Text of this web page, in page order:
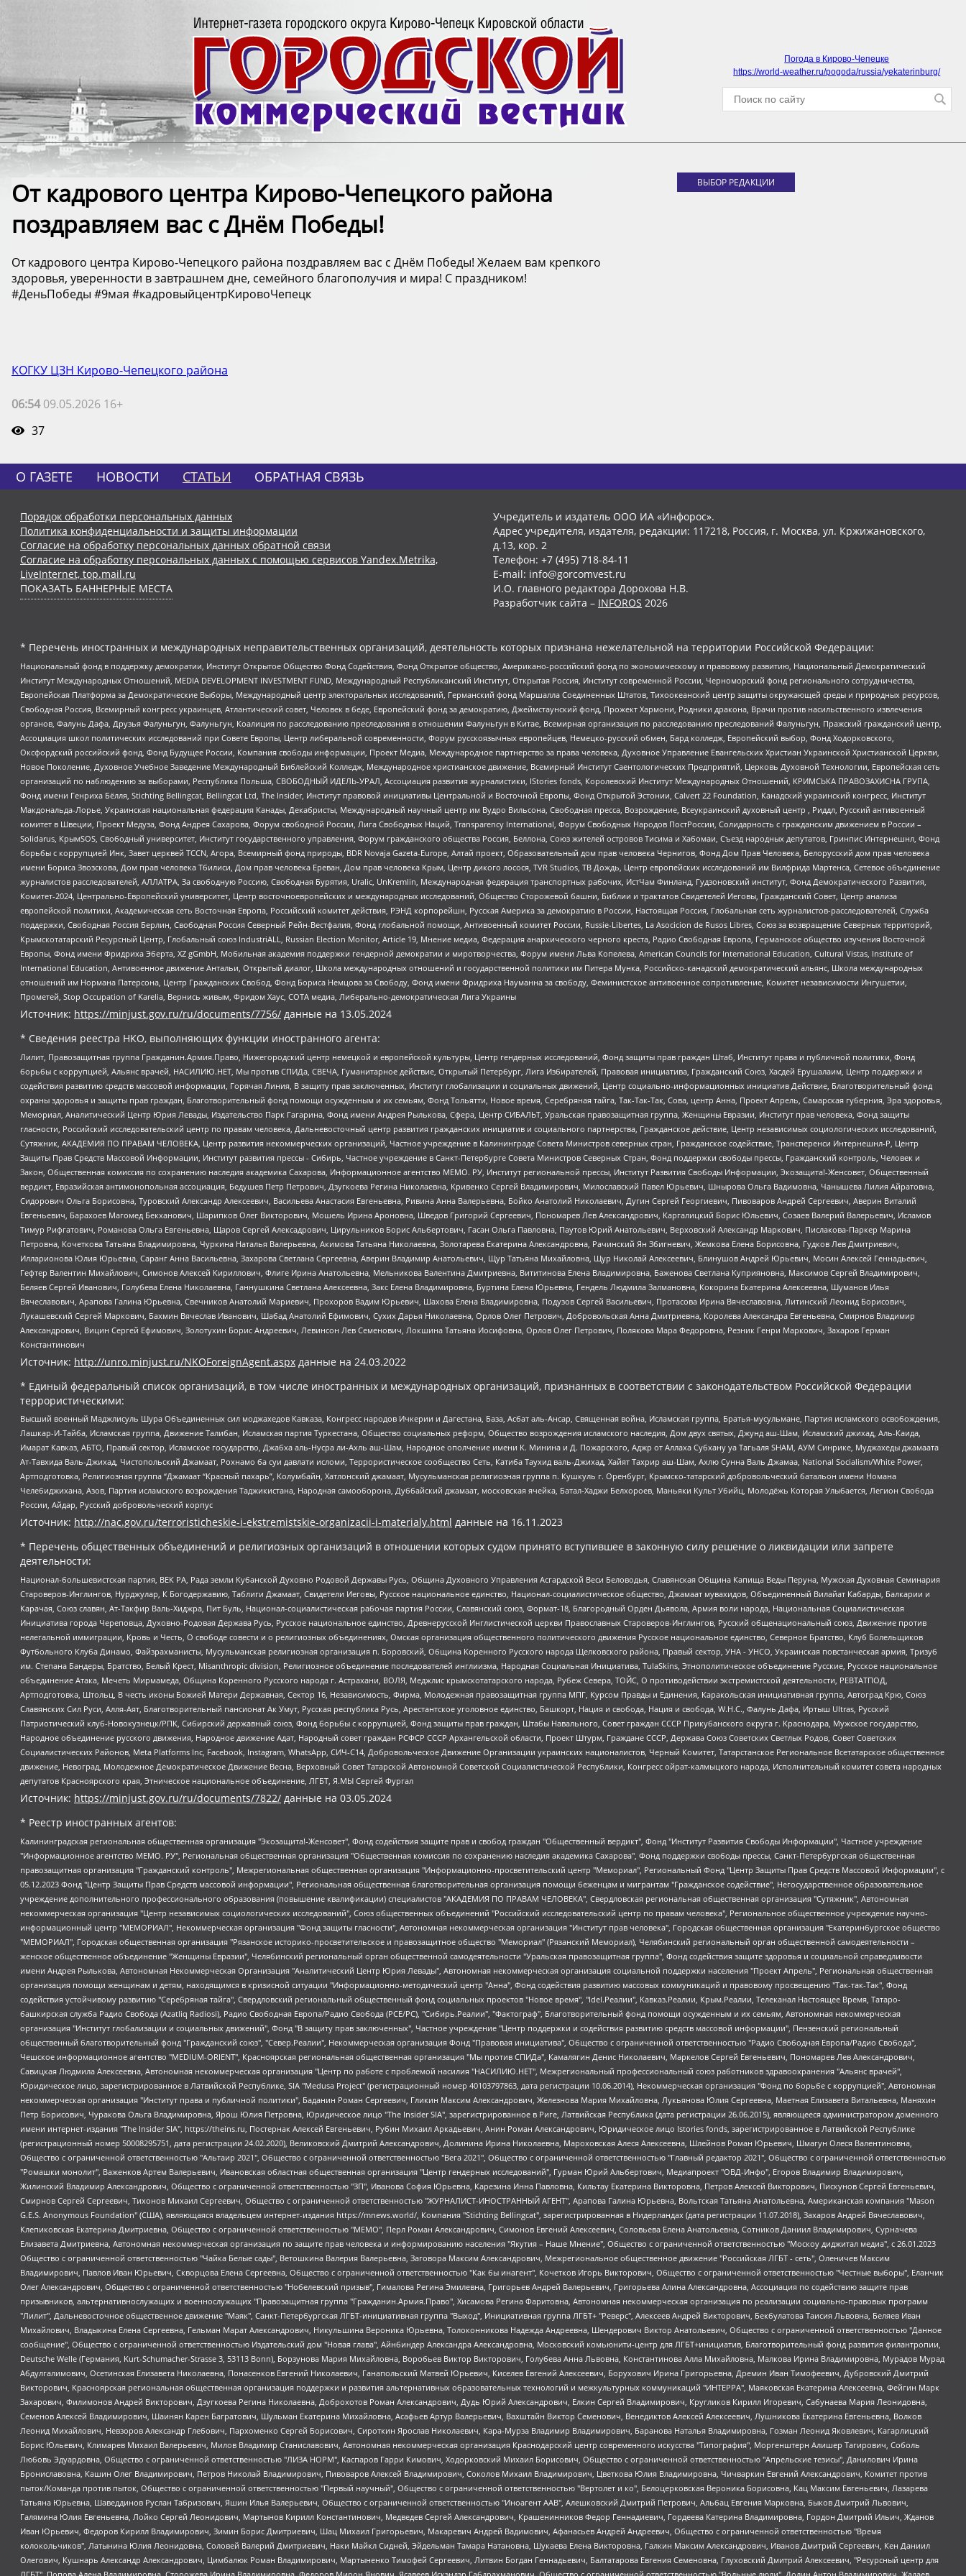
Погода в Кирово-Чепецке
https://world-weather.ru/pogoda/russia/yekaterinburg/
От кадрового центра Кирово-Чепецкого района
поздравляем вас с Днём Победы!
От кадрового центра Кирово-Чепецкого района поздравляем вас с Днём Победы! Желаем вам крепкого
здоровья, уверенности в завтрашнем дне, семейного благополучия и мира! С праздником! ️
#ДеньПобеды #9мая #кадровыйцентрКировоЧепецк
КОГКУ ЦЗН Кирово-Чепецкого района
06:5409.05.2026 16+
37
ВЫБОР РЕДАКЦИИ
О ГАЗЕТЕ НОВОСТИ СТАТЬИ ОБРАТНАЯ СВЯЗЬ
Порядок обработки персональных данных
Политика конфиденциальности и защиты информации
Согласие на обработку персональных данных обратной связи
Согласие на обработку персональных данных с помощью сервисов Yandex.Metrika,
LiveInternet, top.mail.ru
ПОКАЗАТЬ БАННЕРНЫЕ МЕСТА
Учредитель и издатель ООО ИА «Инфорос».
Адрес учредителя, издателя, редакции: 117218, Россия, г. Москва, ул. Кржижановского,
д.13, кор. 2
Телефон: +7 (495) 718-84-11
E-mail: info@gorcomvest.ru
И.О. главного редактора Дорохова Н.В.
Разработчик сайта – INFOROS 2026
* Перечень иностранных и международных неправительственных организаций, деятельность которых признана нежелательной на территории Российской Федерации:
Национальный фонд в поддержку демократии, Институт Открытое Общество Фонд Содействия, Фонд Открытое общество, Американо-российский фонд по экономическому и правовому развитию, Национальный Демократический
Институт Международных Отношений, MEDIA DEVELOPMENT INVESTMENT FUND, Международный Республиканский Институт, Открытая Россия, Институт современной России, Черноморский фонд регионального сотрудничества,
Европейская Платформа за Демократические Выборы, Международный центр электоральных исследований, Германский фонд Маршалла Соединенных Штатов, Тихоокеанский центр защиты окружающей среды и природных ресурсов,
Свободная Россия, Всемирный конгресс украинцев, Атлантический совет, Человек в беде, Европейский фонд за демократию, Джеймстаунский фонд, Прожект Хармони, Родники дракона, Врачи против насильственного извлечения
органов, Фалунь Дафа, Друзья Фалуньгун, Фалуньгун, Коалиция по расследованию преследования в отношении Фалуньгун в Китае, Всемирная организация по расследованию преследований Фалуньгун, Пражский гражданский центр,
Ассоциация школ политических исследований при Совете Европы, Центр либеральной современности, Форум русскоязычных европейцев, Немецко-русский обмен, Бард колледж, Европейский выбор, Фонд Ходорковского,
Оксфордский российский фонд, Фонд Будущее России, Компания свободы информации, Проект Медиа, Международное партнерство за права человека, Духовное Управление Евангельских Христиан Украинской Христианской Церкви,
Новое Поколение, Духовное Учебное Заведение Международный Библейский Колледж, Международное христианское движение, Всемирный Институт Саентологических Предприятий, Церковь Духовной Технологии, Европейская сеть
организаций по наблюдению за выборами, Республика Польша, СВОБОДНЫЙ ИДЕЛЬ-УРАЛ, Ассоциация развития журналистики, IStories fonds, Королевский Институт Международных Отношений, КРИМСЬКА ПРАВОЗАХИСНА ГРУПА,
Фонд имени Генриха Бёлля, Stichting Bellingcat, Bellingcat Ltd, The Insider, Институт правовой инициативы Центральной и Восточной Европы, Фонд Открытой Эстонии, Calvert 22 Foundation, Канадский украинский конгресс, Институт
Макдональда-Лорье, Украинская национальная федерация Канады, Декабристы, Международный научный центр им Вудро Вильсона, Свободная пресса, Возрождение, Всеукраинский духовный центр , Риддл, Русский антивоенный
комитет в Швеции, Проект Медуза, Фонд Андрея Сахарова, Форум свободной России, Лига Свободных Наций, Transparеncy International, Форум Свободных Народов ПостРоссии, Солидарность с гражданским движением в России –
Solidarus, КрымSOS, Свободный университет, Институт государственного управления, Форум гражданского общества Россия, Беллона, Союз жителей островов Тисима и Хабомаи, Съезд народных депутатов, Гринпис Интернешнл, Фонд
борьбы с коррупцией Инк, Завет церквей TCCN, Агора, Всемирный фонд природы, BDR Novaja Gazeta-Europe, Алтай проект, Образовательный дом прав человека Чернигов, Фонд Дом Прав Человека, Белорусский дом прав человека
имени Бориса Звозскова, Дом прав человека Тбилиси, Дом прав человека Ереван, Дом прав человека Крым, Центр дикого лосося, TVR Studios, ТВ Дождь, Центр европейских исследований им Вилфрида Мартенса, Сетевое объединение
журналистов расследователей, АЛЛАТРА, За свободную Россию, Свободная Бурятия, Uralic, UnKremlin, Международная федерация транспортных рабочих, ИстЧам Финланд, Гудзоновский институт, Фонд Демократического Развития,
Комитет-2024, Центрально-Европейский университет, Центр восточноевропейских и международных исследований, Общество Сторожевой башни, Библии и трактатов Свидетелей Иеговы, Гражданский Совет, Центр анализа
европейской политики, Академическая сеть Восточная Европа, Российский комитет действия, РЭНД корпорейшн, Русская Америка за демократию в России, Настоящая Россия, Глобальная сеть журналистов-расследователей, Служба
поддержки, Свободная Россия Берлин, Свободная Россия Северный Рейн-Вестфалия, Фонд глобальной помощи, Антивоенный комитет России, Russie-Libertes, La Asocicion de Rusos Libres, Союз за возвращение Северных территорий,
Крымскотатарский Ресурсный Центр, Глобальный союз IndustriALL, Russian Election Monitor, Article 19, Мнение медиа, Федерация анархического черного креста, Радио Свободная Европа, Германское общество изучения Восточной
Европы, Фонд имени Фридриха Эберта, XZ gGmbH, Мобильная академия поддержки гендерной демократии и миротворчества, Форум имени Льва Копелева, American Councils for International Education, Cultural Vistas, Institute of
International Education, Антивоенное движение Антальи, Открытый диалог, Школа международных отношений и государственной политики им Питера Мунка, Российско-канадский демократический альянс, Школа международных
отношений им Нормана Патерсона, Центр Гражданских Свобод, Фонд Бориса Немцова за Свободу, Фонд имени Фридриха Науманна за свободу, Феминистское антивоенное сопротивление, Комитет независимости Ингушетии,
Прометей, Stop Occupation of Karelia, Вернись живым, Фридом Хаус, СОТА медиа, Либерально-демократическая Лига Украины
Источник: https://minjust.gov.ru/ru/documents/7756/ данные на 13.05.2024
* Сведения реестра НКО, выполняющих функции иностранного агента:
Лилит, Правозащитная группа Гражданин.Армия.Право, Нижегородский центр немецкой и европейской культуры, Центр гендерных исследований, Фонд защиты прав граждан Штаб, Институт права и публичной политики, Фонд
борьбы с коррупцией, Альянс врачей, НАСИЛИЮ.НЕТ, Мы против СПИДа, СВЕЧА, Гуманитарное действие, Открытый Петербург, Лига Избирателей, Правовая инициатива, Гражданский Союз, Хасдей Ерушалаим, Центр поддержки и
содействия развитию средств массовой информации, Горячая Линия, В защиту прав заключенных, Институт глобализации и социальных движений, Центр социально-информационных инициатив Действие, Благотворительный фонд
охраны здоровья и защиты прав граждан, Благотворительный фонд помощи осужденным и их семьям, Фонд Тольятти, Новое время, Серебряная тайга, Так-Так-Так, Сова, центр Анна, Проект Апрель, Самарская губерния, Эра здоровья,
Мемориал, Аналитический Центр Юрия Левады, Издательство Парк Гагарина, Фонд имени Андрея Рылькова, Сфера, Центр СИБАЛЬТ, Уральская правозащитная группа, Женщины Евразии, Институт прав человека, Фонд защиты
гласности, Российский исследовательский центр по правам человека, Дальневосточный центр развития гражданских инициатив и социального партнерства, Гражданское действие, Центр независимых социологических исследований,
Сутяжник, АКАДЕМИЯ ПО ПРАВАМ ЧЕЛОВЕКА, Центр развития некоммерческих организаций, Частное учреждение в Калининграде Совета Министров северных стран, Гражданское содействие, Трансперенси Интернешнл-Р, Центр
Защиты Прав Средств Массовой Информации, Институт развития прессы - Сибирь, Частное учреждение в Санкт-Петербурге Совета Министров Северных Стран, Фонд поддержки свободы прессы, Гражданский контроль, Человек и
Закон, Общественная комиссия по сохранению наследия академика Сахарова, Информационное агентство МЕМО. РУ, Институт региональной прессы, Институт Развития Свободы Информации, Экозащита!-Женсовет, Общественный
вердикт, Евразийская антимонопольная ассоциация, Бедушев Петр Петрович, Дзугкоева Регина Николаевна, Кривенко Сергей Владимирович, Милославский Павел Юрьевич, Шнырова Ольга Вадимовна, Чанышева Лилия Айратовна,
Сидорович Ольга Борисовна, Туровский Александр Алексеевич, Васильева Анастасия Евгеньевна, Ривина Анна Валерьевна, Бойко Анатолий Николаевич, Дугин Сергей Георгиевич, Пивоваров Андрей Сергеевич, Аверин Виталий
Евгеньевич, Барахоев Магомед Бекханович, Шарипков Олег Викторович, Мошель Ирина Ароновна, Шведов Григорий Сергеевич, Пономарев Лев Александрович, Каргалицкий Борис Юльевич, Созаев Валерий Валерьевич, Исламов
Тимур Рифгатович, Романова Ольга Евгеньевна, Щаров Сергей Алексадрович, Цирульников Борис Альбертович, Гасан Ольга Павловна, Паутов Юрий Анатольевич, Верховский Александр Маркович, Пислакова-Паркер Марина
Петровна, Кочеткова Татьяна Владимировна, Чуркина Наталья Валерьевна, Акимова Татьяна Николаевна, Золотарева Екатерина Александровна, Рачинский Ян Збигневич, Жемкова Елена Борисовна, Гудков Лев Дмитриевич,
Илларионова Юлия Юрьевна, Саранг Анна Васильевна, Захарова Светлана Сергеевна, Аверин Владимир Анатольевич, Щур Татьяна Михайловна, Щур Николай Алексеевич, Блинушов Андрей Юрьевич, Мосин Алексей Геннадьевич,
Гефтер Валентин Михайлович, Симонов Алексей Кириллович, Флиге Ирина Анатольевна, Мельникова Валентина Дмитриевна, Вититинова Елена Владимировна, Баженова Светлана Куприяновна, Максимов Сергей Владимирович,
Беляев Сергей Иванович, Голубева Елена Николаевна, Ганнушкина Светлана Алексеевна, Закс Елена Владимировна, Буртина Елена Юрьевна, Гендель Людмила Залмановна, Кокорина Екатерина Алексеевна, Шуманов Илья
Вячеславович, Арапова Галина Юрьевна, Свечников Анатолий Мариевич, Прохоров Вадим Юрьевич, Шахова Елена Владимировна, Подузов Сергей Васильевич, Протасова Ирина Вячеславовна, Литинский Леонид Борисович,
Лукашевский Сергей Маркович, Бахмин Вячеслав Иванович, Шабад Анатолий Ефимович, Сухих Дарья Николаевна, Орлов Олег Петрович, Добровольская Анна Дмитриевна, Королева Александра Евгеньевна, Смирнов Владимир
Александрович, Вицин Сергей Ефимович, Золотухин Борис Андреевич, Левинсон Лев Семенович, Локшина Татьяна Иосифовна, Орлов Олег Петрович, Полякова Мара Федоровна, Резник Генри Маркович, Захаров Герман
Константинович
Источник: http://unro.minjust.ru/NKOForeignAgent.aspx данные на 24.03.2022
* Единый федеральный список организаций, в том числе иностранных и международных организаций, признанных в соответствии с законодательством Российской Федерации
террористическими:
Высший военный Маджлисуль Шура Объединенных сил моджахедов Кавказа, Конгресс народов Ичкерии и Дагестана, База, Асбат аль-Ансар, Священная война, Исламская группа, Братья-мусульмане, Партия исламского освобождения,
Лашкар-И-Тайба, Исламская группа, Движение Талибан, Исламская партия Туркестана, Общество социальных реформ, Общество возрождения исламского наследия, Дом двух святых, Джунд аш-Шам, Исламский джихад, Аль-Каида,
Имарат Кавказ, АБТО, Правый сектор, Исламское государство, Джабха аль-Нусра ли-Ахль аш-Шам, Народное ополчение имени К. Минина и Д. Пожарского, Аджр от Аллаха Субхану уа Тагьаля SHAM, АУМ Синрике, Муджахеды джамаата
Ат-Тавхида Валь-Джихад, Чистопольский Джамаат, Рохнамо ба суи давлати исломи, Террористическое сообщество Сеть, Катиба Таухид валь-Джихад, Хайят Тахрир аш-Шам, Ахлю Сунна Валь Джамаа, National Socialism/White Power,
Артподготовка, Религиозная группа “Джамаат “Красный пахарь”, Колумбайн, Хатлонский джамаат, Мусульманская религиозная группа п. Кушкуль г. Оренбург, Крымско-татарский добровольческий батальон имени Номана
Челебиджихана, Азов, Партия исламского возрождения Таджикистана, Народная самооборона, Дуббайский джамаат, московская ячейка, Батал-Хаджи Белхороев, Маньяки Культ Убийц, Молодёжь Которая Улыбается, Легион Свобода
России, Айдар, Русский добровольческий корпус
Источник: http://nac.gov.ru/terroristicheskie-i-ekstremistskie-organizacii-i-materialy.html данные на 16.11.2023
* Перечень общественных объединений и религиозных организаций в отношении которых судом принято вступившее в законную силу решение о ликвидации или запрете
деятельности:
Национал-большевистская партия, ВЕК РА, Рада земли Кубанской Духовно Родовой Державы Русь, Община Духовного Управления Асгардской Веси Беловодья, Славянская Община Капища Веды Перуна, Мужская Духовная Семинария
Староверов-Инглингов, Нурджулар, К Богодержавию, Таблиги Джамаат, Свидетели Иеговы, Русское национальное единство, Национал-социалистическое общество, Джамаат мувахидов, Объединенный Вилайат Кабарды, Балкарии и
Карачая, Союз славян, Ат-Такфир Валь-Хиджра, Пит Буль, Национал-социалистическая рабочая партия России, Славянский союз, Формат-18, Благородный Орден Дьявола, Армия воли народа, Национальная Социалистическая
Инициатива города Череповца, Духовно-Родовая Держава Русь, Русское национальное единство, Древнерусской Инглистической церкви Православных Староверов-Инглингов, Русский общенациональный союз, Движение против
нелегальной иммиграции, Кровь и Честь, О свободе совести и о религиозных объединениях, Омская организация общественного политического движения Русское национальное единство, Северное Братство, Клуб Болельщиков
Футбольного Клуба Динамо, Файзрахманисты, Мусульманская религиозная организация п. Боровский, Община Коренного Русского народа Щелковского района, Правый сектор, УНА - УНСО, Украинская повстанческая армия, Тризуб
им. Степана Бандеры, Братство, Белый Крест, Misanthropic division, Религиозное объединение последователей инглиизма, Народная Социальная Инициатива, TulaSkins, Этнополитическое объединение Русские, Русское национальное
объединение Атака, Мечеть Мирмамеда, Община Коренного Русского народа г. Астрахани, ВОЛЯ, Меджлис крымскотатарского народа, Рубеж Севера, ТОЙС, О противодействии экстремистской деятельности, РЕВТАТПОД,
Артподготовка, Штольц, В честь иконы Божией Матери Державная, Сектор 16, Независимость, Фирма, Молодежная правозащитная группа МПГ, Курсом Правды и Единения, Каракольская инициативная группа, Автоград Крю, Союз
Славянских Сил Руси, Алля-Аят, Благотворительный пансионат Ак Умут, Русская республика Русь, Арестантское уголовное единство, Башкорт, Нация и свобода, Нация и свобода, W.H.С., Фалунь Дафа, Иртыш Ultras, Русский
Патриотический клуб-Новокузнецк/РПК, Сибирский державный союз, Фонд борьбы с коррупцией, Фонд защиты прав граждан, Штабы Навального, Совет граждан СССР Прикубанского округа г. Краснодара, Мужское государство,
Народное объединение русского движения, Народное движение Адат, Народный совет граждан РСФСР СССР Архангельской области, Проект Штурм, Граждане СССР, Держава Союз Советских Светлых Родов, Совет Советских
Социалистических Районов, Meta Platforms Inc, Facebook, Instagram, WhatsApp, СИЧ-С14, Добровольческое Движение Организации украинских националистов, Черный Комитет, Татарстанское Региональное Всетатарское общественное
движение, Невоград, Молодежное Демократическое Движение Весна, Верховный Совет Татарской Автономной Советской Социалистической Республики, Конгресс ойрат-калмыцкого народа, Исполнительный комитет совета народных
депутатов Красноярского края, Этническое национальное объединение, ЛГБТ, Я.МЫ Сергей Фургал
Источник: https://minjust.gov.ru/ru/documents/7822/ данные на 03.05.2024
* Реестр иностранных агентов:
Калининградская региональная общественная организация "Экозащита!-Женсовет", Фонд содействия защите прав и свобод граждан "Общественный вердикт", Фонд "Институт Развития Свободы Информации", Частное учреждение "Информационное агентство МЕМО. РУ", Региональная общественная организация "Общественная комиссия по сохранению наследия академика Сахарова", Фонд поддержки свободы прессы, Санкт-Петербургская общественная правозащитная организация "Гражданский контроль", Межрегиональная общественная организация "Информационно-просветительский центр "Мемориал", Региональный Фонд "Центр Защиты Прав Средств Массовой Информации", с 05.12.2023 Фонд "Центр Защиты Прав Средств массовой информации", Региональная общественная благотворительная организация помощи беженцам и мигрантам "Гражданское содействие", Негосударственное образовательное учреждение дополнительного профессионального образования (повышение квалификации) специалистов "АКАДЕМИЯ ПО ПРАВАМ ЧЕЛОВЕКА", Свердловская региональная общественная организация "Сутяжник", Автономная некоммерческая организация "Центр независимых социологических исследований", Союз общественных объединений "Российский исследовательский центр по правам человека", Региональное общественное учреждение научно-информационный центр "МЕМОРИАЛ", Некоммерческая организация "Фонд защиты гласности", Автономная некоммерческая организация "Институт прав человека", Городская общественная организация "Екатеринбургское общество "МЕМОРИАЛ", Городская общественная организация "Рязанское историко-просветительское и правозащитное общество "Мемориал" (Рязанский Мемориал), Челябинский региональный орган общественной самодеятельности – женское общественное объединение "Женщины Евразии", Челябинский региональный орган общественной самодеятельности "Уральская правозащитная группа", Фонд содействия защите здоровья и социальной справедливости имени Андрея Рылькова, Автономная Некоммерческая Организация "Аналитический Центр Юрия Левады", Автономная некоммерческая организация социальной поддержки населения "Проект Апрель", Региональная общественная организация помощи женщинам и детям, находящимся в кризисной ситуации "Информационно-методический центр "Анна", Фонд содействия развитию массовых коммуникаций и правовому просвещению "Так-так-Так", Фонд содействия устойчивому развитию "Серебряная тайга", Свердловский региональный общественный фонд социальных проектов "Новое время", "Idel.Реалии", Кавказ.Реалии, Крым.Реалии, Телеканал Настоящее Время, Татаро-башкирская служба Радио Свобода (Azatliq Radiosi), Радио Свободная Европа/Радио Свобода (PCE/PC), "Сибирь.Реалии", "Фактограф", Благотворительный фонд помощи осужденным и их семьям, Автономная некоммерческая организация "Институт глобализации и социальных движений", Фонд "В защиту прав заключенных", Частное учреждение "Центр поддержки и содействия развитию средств массовой информации", Пензенский региональный общественный благотворительный фонд "Гражданский союз", "Север.Реалии", Некоммерческая организация Фонд "Правовая инициатива", Общество с ограниченной ответственностью "Радио Свободная Европа/Радио Свобода", Чешское информационное агентство "MEDIUM-ORIENT", Красноярская региональная общественная организация "Мы против СПИДа", Камалягин Денис Николаевич, Маркелов Сергей Евгеньевич, Пономарев Лев Александрович, Савицкая Людмила Алексеевна, Автономная некоммерческая организация "Центр по работе с проблемой насилия "НАСИЛИЮ.НЕТ", Межрегиональный профессиональный союз работников здравоохранения "Альянс врачей", Юридическое лицо, зарегистрированное в Латвийской Республике, SIA "Medusa Project" (регистрационный номер 40103797863, дата регистрации 10.06.2014), Некоммерческая организация "Фонд по борьбе с коррупцией", Автономная некоммерческая организация "Институт права и публичной политики", Баданин Роман Сергеевич, Гликин Максим Александрович, Железнова Мария Михайловна, Лукьянова Юлия Сергеевна, Маетная Елизавета Витальевна, Маняхин Петр Борисович, Чуракова Ольга Владимировна, Ярош Юлия Петровна, Юридическое лицо "The Insider SIA", зарегистрированное в Риге, Латвийская Республика (дата регистрации 26.06.2015), являющееся администратором доменного имени интернет-издания "The Insider SIA", https://theins.ru, Постернак Алексей Евгеньевич, Рубин Михаил Аркадьевич, Анин Роман Александрович, Юридическое лицо Istories fonds, зарегистрированное в Латвийской Республике (регистрационный номер 50008295751, дата регистрации 24.02.2020), Великовский Дмитрий Александрович, Долинина Ирина Николаевна, Мароховская Алеся Алексеевна, Шлейнов Роман Юрьевич, Шмагун Олеся Валентиновна, Общество с ограниченной ответственностью "Альтаир 2021", Общество с ограниченной ответственностью "Вега 2021", Общество с ограниченной ответственностью "Главный редактор 2021", Общество с ограниченной ответственностью "Ромашки монолит", Важенков Артем Валерьевич, Ивановская областная общественная организация "Центр гендерных исследований", Гурман Юрий Альбертович, Медиапроект "ОВД-Инфо", Егоров Владимир Владимирович, Жилинский Владимир Александрович, Общество с ограниченной ответственностью "ЗП", Иванова София Юрьевна, Карезина Инна Павловна, Кильтау Екатерина Викторовна, Петров Алексей Викторович, Пискунов Сергей Евгеньевич, Смирнов Сергей Сергеевич, Тихонов Михаил Сергеевич, Общество с ограниченной ответственностью "ЖУРНАЛИСТ-ИНОСТРАННЫЙ АГЕНТ", Арапова Галина Юрьевна, Вольтская Татьяна Анатольевна, Американская компания "Mason G.E.S. Anonymous Foundation" (США), являющаяся владельцем интернет-издания https://mnews.world/, Компания "Stichting Bellingcat", зарегистрированная в Нидерландах (дата регистрации 11.07.2018), Захаров Андрей Вячеславович, Клепиковская Екатерина Дмитриевна, Общество с ограниченной ответственностью "МЕМО", Перл Роман Александрович, Симонов Евгений Алексеевич, Соловьева Елена Анатольевна, Сотников Даниил Владимирович, Сурначева Елизавета Дмитриевна, Автономная некоммерческая организация по защите прав человека и информированию населения "Якутия – Наше Мнение", Общество с ограниченной ответственностью "Москоу диджитал медиа", с 26.01.2023 Общество с ограниченной ответственностью "Чайка Белые сады", Ветошкина Валерия Валерьевна, Заговора Максим Александрович, Межрегиональное общественное движение "Российская ЛГБТ - сеть", Оленичев Максим Владимирович, Павлов Иван Юрьевич, Скворцова Елена Сергеевна, Общество с ограниченной ответственностью "Как бы инагент", Кочетков Игорь Викторович, Общество с ограниченной ответственностью "Честные выборы", Еланчик Олег Александрович, Общество с ограниченной ответственностью "Нобелевский призыв", Гималова Регина Эмилевна, Григорьев Андрей Валерьевич, Григорьева Алина Александровна, Ассоциация по содействию защите прав призывников, альтернативнослужащих и военнослужащих "Правозащитная группа "Гражданин.Армия.Право", Хисамова Регина Фаритовна, Автономная некоммерческая организация по реализации социально-правовых программ "Лилит", Дальневосточное общественное движение "Маяк", Санкт-Петербургская ЛГБТ-инициативная группа "Выход", Инициативная группа ЛГБТ+ "Реверс", Алексеев Андрей Викторович, Бекбулатова Таисия Львовна, Беляев Иван Михайлович, Владыкина Елена Сергеевна, Гельман Марат Александрович, Никульшина Вероника Юрьевна, Толоконникова Надежда Андреевна, Шендерович Виктор Анатольевич, Общество с ограниченной ответственностью "Данное сообщение", Общество с ограниченной ответственностью Издательский дом "Новая глава", Айнбиндер Александра Александровна, Московский комьюнити-центр для ЛГБТ+инициатив, Благотворительный фонд развития филантропии, Deutsche Welle (Германия, Kurt-Schumacher-Strasse 3, 53113 Bonn), Борзунова Мария Михайловна, Воробьев Виктор Викторович, Голубева Анна Львовна, Константинова Алла Михайловна, Малкова Ирина Владимировна, Мурадов Мурад Абдулгалимович, Осетинская Елизавета Николаевна, Понасенков Евгений Николаевич, Ганапольский Матвей Юрьевич, Киселев Евгений Алексеевич, Борухович Ирина Григорьевна, Дремин Иван Тимофеевич, Дубровский Дмитрий Викторович, Красноярская региональная общественная организация поддержки и развития альтернативных образовательных технологий и межкультурных коммуникаций "ИНТЕРРА", Маяковская Екатерина Алексеевна, Фейгин Марк Захарович, Филимонов Андрей Викторович, Дзугкоева Регина Николаевна, Доброхотов Роман Александрович, Дудь Юрий Александрович, Елкин Сергей Владимирович, Кругликов Кирилл Игоревич, Сабунаева Мария Леонидовна, Семенов Алексей Владимирович, Шаинян Карен Багратович, Шульман Екатерина Михайловна, Асафьев Артур Валерьевич, Вахштайн Виктор Семенович, Венедиктов Алексей Алексеевич, Лушникова Екатерина Евгеньевна, Волков Леонид Михайлович, Невзоров Александр Глебович, Пархоменко Сергей Борисович, Сироткин Ярослав Николаевич, Кара-Мурза Владимир Владимирович, Баранова Наталья Владимировна, Гозман Леонид Яковлевич, Кагарлицкий Борис Юльевич, Климарев Михаил Валерьевич, Милов Владимир Станиславович, Автономная некоммерческая организация Краснодарский центр современного искусства "Типография", Моргенштерн Алишер Тагирович, Соболь Любовь Эдуардовна, Общество с ограниченной ответственностью "ЛИЗА НОРМ", Каспаров Гарри Кимович, Ходорковский Михаил Борисович, Общество с ограниченной ответственностью "Апрельские тезисы", Данилович Ирина Брониславовна, Кашин Олег Владимирович, Петров Николай Владимирович, Пивоваров Алексей Владимирович, Соколов Михаил Владимирович, Цветкова Юлия Владимировна, Чичваркин Евгений Александрович, Комитет против пыток/Команда против пыток, Общество с ограниченной ответственностью "Первый научный", Общество с ограниченной ответственностью "Вертолет и ко", Белоцерковская Вероника Борисовна, Кац Максим Евгеньевич, Лазарева Татьяна Юрьевна, Шаведдинов Руслан Табризович, Яшин Илья Валерьевич, Общество с ограниченной ответственностью "Иноагент ААВ", Алешковский Дмитрий Петрович, Альбац Евгения Марковна, Быков Дмитрий Львович, Галямина Юлия Евгеньевна, Лойко Сергей Леонидович, Мартынов Кирилл Константинович, Медведев Сергей Александрович, Крашенинников Федор Геннадиевич, Гордеева Катерина Вл